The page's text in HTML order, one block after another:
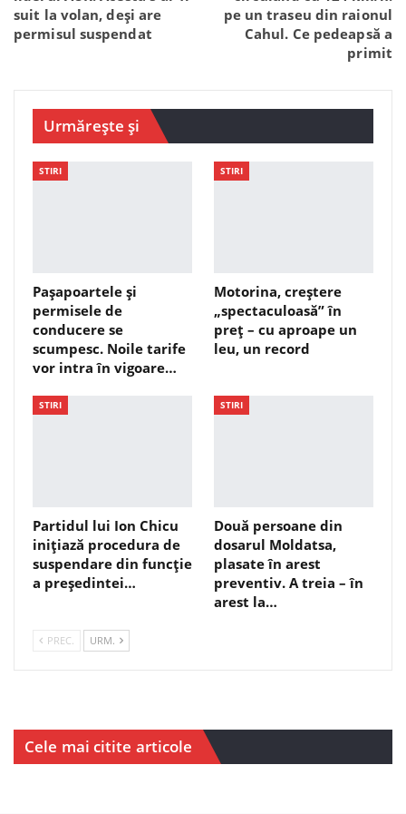
suit la volan, deși are
permisul suspendat
pe un traseu din raionul
Cahul. Ce pedeapsă a
primit
Urmărește și
STIRI
Pașapoartele și
permisele de
conducere se
scumpesc. Noile tarife
vor intra în vigoare…
STIRI
Motorina, creștere
„spectaculoasă” în
preț – cu aproape un
leu, un record
STIRI
Partidul lui Ion Chicu
inițiază procedura de
suspendare din funcție
a președintei…
STIRI
Două persoane din
dosarul Moldatsa,
plasate în arest
preventiv. A treia – în
arest la…
PREC. URM.
Cele mai citite articole